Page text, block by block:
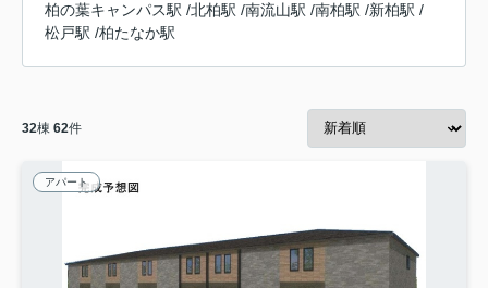
柏の葉キャンパス駅 /北柏駅 /南流山駅 /南柏駅 /新柏駅 /
松戸駅 /柏たなか駅
32棟 62件
アパート